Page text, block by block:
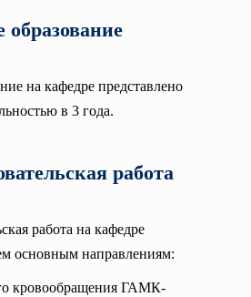
на кафедре представлено
в 3 года.
работа
работа на кафедре
основным направлениям:
кровообращения ГАМК-